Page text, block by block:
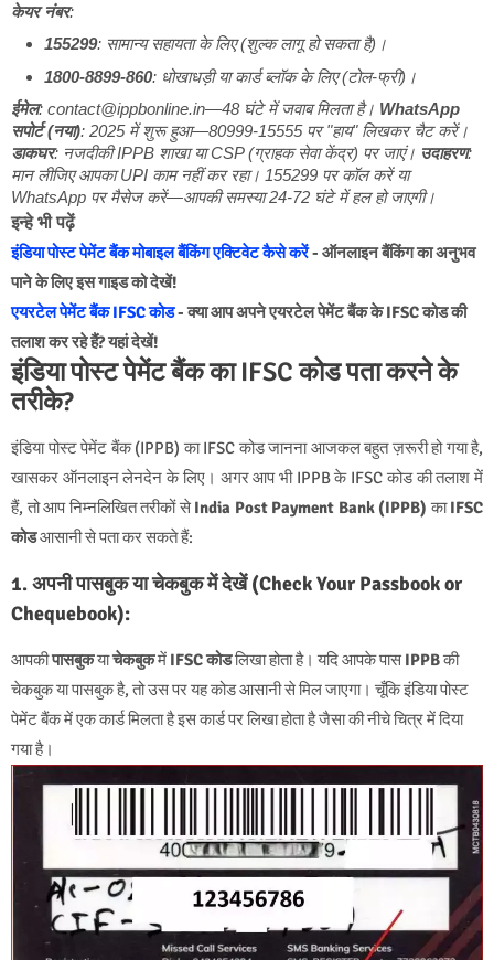
केयर नंबर:
155299: सामान्य सहायता के लिए (शुल्क लागू हो सकता है)।
1800-8899-860: धोखाधड़ी या कार्ड ब्लॉक के लिए (टोल-फ्री)।
ईमेल: contact@ippbonline.in—48 घंटे में जवाब मिलता है। WhatsApp
सपोर्ट (नया): 2025 में शुरू हुआ—80999-15555 पर "हाय" लिखकर चैट करें।
डाकघर: नजदीकी IPPB शाखा या CSP (ग्राहक सेवा केंद्र) पर जाएं। उदाहरण:
मान लीजिए आपका UPI काम नहीं कर रहा। 155299 पर कॉल करें या
WhatsApp पर मैसेज करें—आपकी समस्या 24-72 घंटे में हल हो जाएगी।
इन्हे भी पढ़ें
इंडिया पोस्ट पेमेंट बैंक मोबाइल बैंकिंग एक्टिवेट कैसे करें- ऑनलाइन बैंकिंग का अनुभव
पाने के लिए इस गाइड को देखें!
एयरटेल पेमेंट बैंक IFSC कोड- क्या आप अपने एयरटेल पेमेंट बैंक के IFSC कोड की
तलाश कर रहे हैं? यहां देखें!
इंडिया पोस्ट पेमेंट बैंक का IFSC कोड पता करने के
तरीके?
इंडिया पोस्ट पेमेंट बैंक (IPPB) का IFSC कोड जानना आजकल बहुत ज़रूरी हो गया है,
खासकर ऑनलाइन लेनदेन के लिए। अगर आप भी IPPB के IFSC कोड की तलाश में
हैं, तो आप निम्नलिखित तरीकों सेIndia Post Payment Bank (IPPB) काIFSC
कोडआसानी से पता कर सकते हैं:
1. अपनी पासबुक या चेकबुक में देखें (Check Your Passbook or
Chequebook):
आपकीपासबुकयाचेकबुकमें IFSC कोडलिखा होता है। यदि आपके पासIPPBकी
चेकबुक या पासबुक है, तो उस पर यह कोड आसानी से मिल जाएगा। चूँकि इंडिया पोस्ट
पेमेंट बैंक में एक कार्ड मिलता है इस कार्ड पर लिखा होता है जैसा की नीचे चित्र में दिया
गया है।